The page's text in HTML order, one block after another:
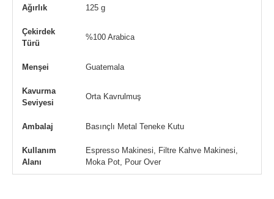
Ağırlık 125 g
Çekirdek
Türü
%100 Arabica
Menşei Guatemala
Kavurma
Seviyesi
Orta Kavrulmuş
Ambalaj Basınçlı Metal Teneke Kutu
Kullanım
Alanı
Espresso Makinesi, Filtre Kahve Makinesi,
Moka Pot, Pour Over